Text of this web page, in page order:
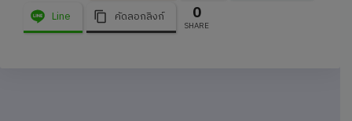
Line
คัดลอกลิงก์ 0
SHARE